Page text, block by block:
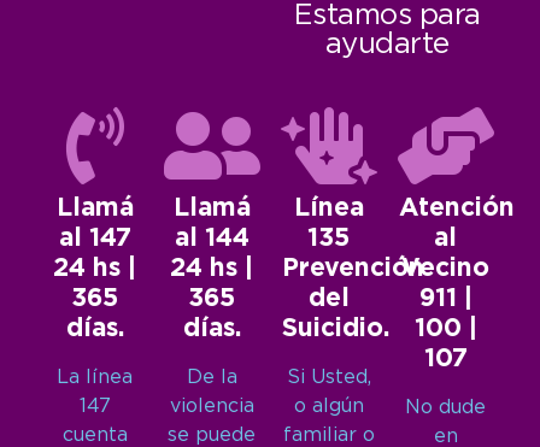
Estamos para
ayudarte
Llamá
al 147
24 hs |
365
días.
La línea
147
cuenta
Llamá
al 144
24 hs |
365
días.
De la
violencia
se puede
Línea
135
Prevención
del
Suicidio.
Si Usted,
o algún
familiar o
Atención
al
Vecino
911 |
100 |
107
No dude
en